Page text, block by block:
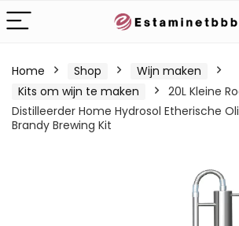
Home Shop
Wijn maken
Kits om wijn te maken
20L Kleine
Distilleerder Home Hydrosol Etherische
Brandy Brewing Kit